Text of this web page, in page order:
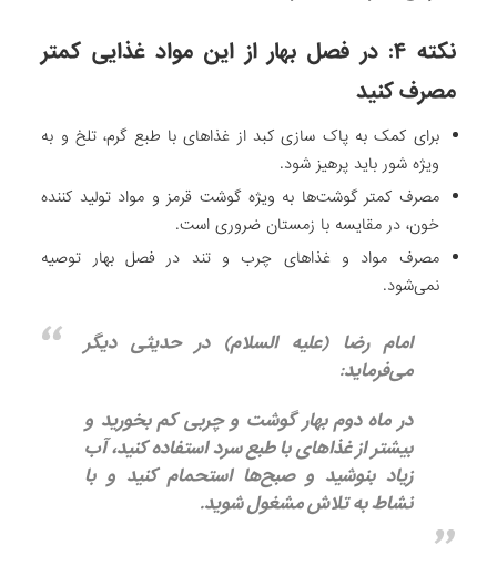
نکته ۴: در فصل بهار از این مواد غذایی کمتر
مصرف کنید
برای کمک به پاک سازی کبد از غذاهای با طبع گرم، تلخ و به
ویژه شور باید پرهیز شود.
مصرف کمتر گوشت‌ها به ویژه گوشت قرمز و مواد تولید کننده
خون، در مقایسه با زمستان ضروری است.
مصرف مواد و غذاهای چرب و تند در فصل بهار توصیه
نمی‌شود.
امام رضا (علیه السلام) در حدیثی دیگر
می‌فرماید:
در ماه دوم بهار گوشت و چربی کم بخورید و
بیشتر از غذاهای با طبع سرد استفاده کنید، ‌آب
زیاد بنوشید و صبح‌ها استحمام کنید و با
نشاط به تلاش مشغول شوید.